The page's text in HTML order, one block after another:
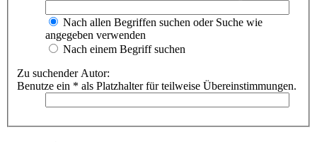
Nach allen Begriffen suchen oder Suche wie
angegeben verwenden
Nach einem Begriff suchen
Zu suchender Autor:
Benutze ein * als Platzhalter für teilweise Übereinstimmungen.